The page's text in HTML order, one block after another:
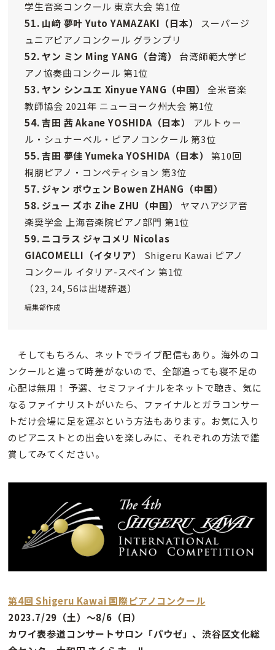
学生音楽コンクール 東京大会 第1位
51. 山﨑 夢叶 Yuto YAMAZAKI （日本）
スーパージ
ュニアピアノコンクール グランプリ
52. ヤン ミン Ming YANG（台湾）
台湾師範大学ピ
アノ協奏曲コンクール 第1位
53. ヤン シンユエ Xinyue YANG （中国）
全米音楽
教師協会 2021年 ニューヨーク州大会 第1位
54. 吉田 茜 Akane YOSHIDA （日本）
アルトゥー
ル・シュナーベル・ピアノコンクール 第3位
55. 吉田 夢佳 Yumeka YOSHIDA （日本）
第10回
桐朋ピアノ・コンペティション 第3位
57. ジャン ボウェン Bowen ZHANG （中国）
58. ジュー ズホ Zihe ZHU （中国）
ヤマハアジア音
楽奨学金 上海音楽院ピアノ部門 第1位
59. ニコラス ジャコメリ Nicolas
GIACOMELLI（イタリア）
Shigeru Kawai ピアノ
コンクール イタリア-スペイン 第1位
（23, 24, 56は出場辞退）
編集部作成
そしてもちろん、ネットでライブ配信もあり。海外のコ
ンクールと違って時差がないので、全部追っても寝不足の
心配は無用！ 予選、セミファイナルをネットで聴き、気に
なるファイナリストがいたら、ファイナルとガラコンサー
トだけ会場に足を運ぶという方法もあります。お気に入り
のピアニストとの出会いを楽しみに、それぞれの方法で鑑
賞してみてください。
第4回 Shigeru Kawai 国際ピアノコンクール
2023.7/29（土）～8/6（日）
カワイ表参道コンサートサロン「パウゼ」、渋谷区文化総